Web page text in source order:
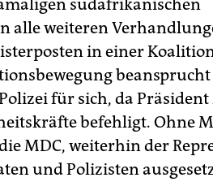
südafrikanischen
alle weiteren
in einer
beansprucht
für sich, da
befehligt. Ohne
MDC, weiterhin der
und Polizisten